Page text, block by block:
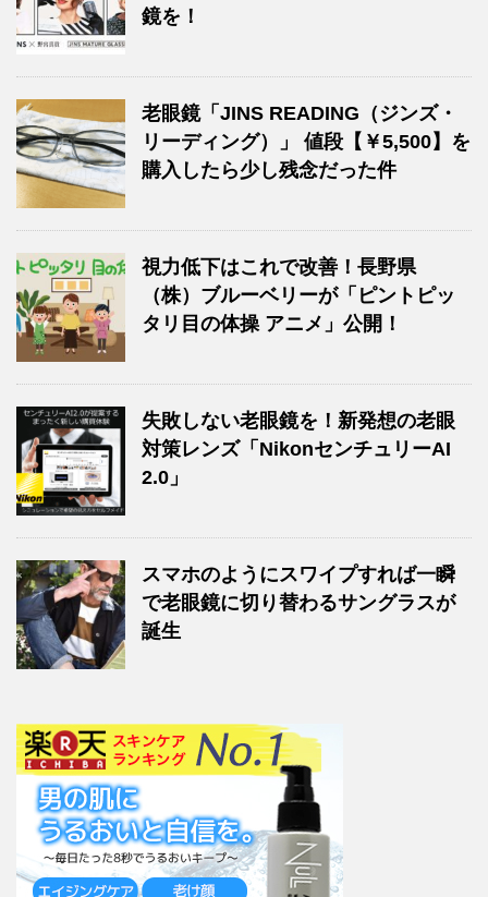
鏡を！
老眼鏡「JINS READING（ジンズ・
リーディング）」 値段【￥5,500】を
購入したら少し残念だった件
視力低下はこれで改善！長野県
（株）ブルーベリーが「ピントピッ
タリ目の体操 アニメ」公開！
失敗しない老眼鏡を！新発想の老眼
対策レンズ「NikonセンチュリーAI
2.0」
スマホのようにスワイプすれば一瞬
で老眼鏡に切り替わるサングラスが
誕生